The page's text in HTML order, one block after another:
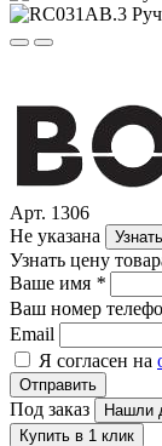
Арт. 1306
Не указана
Узнать цену
Ваше имя *
Ваш номер
Email
Я согласен на
Отправить
Под заказ
Нашли
Купить в 1 клик